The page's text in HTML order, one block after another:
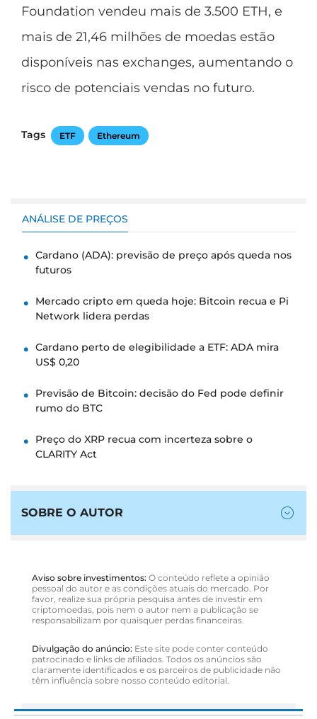
Foundation vendeu mais de 3.500 ETH, e
mais de 21,46 milhões de moedas estão
disponíveis nas exchanges, aumentando o
risco de potenciais vendas no futuro.
Tags ETF Ethereum
ANÁLISE DE PREÇOS
Cardano (ADA): previsão de preço após queda nos
futuros
Mercado cripto em queda hoje: Bitcoin recua e Pi
Network lidera perdas
Cardano perto de elegibilidade a ETF: ADA mira
US$ 0,20
Previsão de Bitcoin: decisão do Fed pode definir
rumo do BTC
Preço do XRP recua com incerteza sobre o
CLARITY Act
SOBRE O AUTOR
Aviso sobre investimentos: O conteúdo reflete a opinião
pessoal do autor e as condições atuais do mercado. Por
favor, realize sua própria pesquisa antes de investir em
criptomoedas, pois nem o autor nem a publicação se
responsabilizam por quaisquer perdas financeiras.
Divulgação do anúncio: Este site pode conter conteúdo
patrocinado e links de afiliados. Todos os anúncios são
claramente identificados e os parceiros de publicidade não
têm influência sobre nosso conteúdo editorial.